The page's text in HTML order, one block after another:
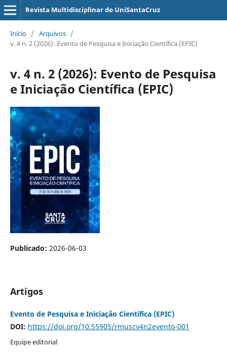
Revista Multidisciplinar do UniSantaCruz
Início / Arquivos /
v. 4 n. 2 (2026): Evento de Pesquisa e Iniciação Científica (EPIC)
v. 4 n. 2 (2026): Evento de Pesquisa
e Iniciação Científica (EPIC)
Publicado: 2026-06-03
Artigos
Evento de Pesquisa e Iniciação Científica (EPIC)
DOI: https://doi.org/10.55905/rmuscv4n2evento-001
Equipe editorial